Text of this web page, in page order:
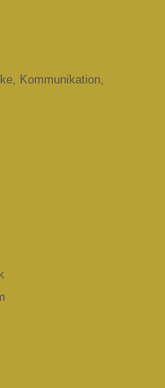
Kommunikation,